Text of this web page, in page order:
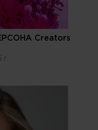
Creators
г.